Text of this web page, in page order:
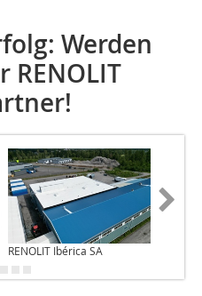
Werden
RENOLIT
RENOLIT Ibérica SA